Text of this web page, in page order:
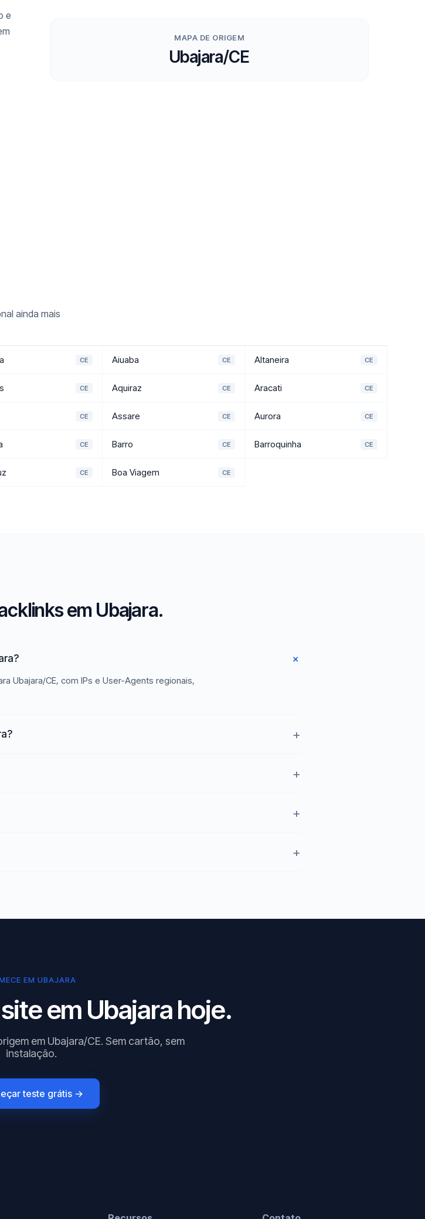
e
MAPA DE ORIGEM
Ubajara/CE
ainda mais
CE Aiuaba CE Altaneira CE
CE Aquiraz CE Aracati CE
CE Assare CE Aurora CE
CE Barro CE Barroquinha CE
CE Boa Viagem CE
em Ubajara.
Ubajara/CE, com IPs e User-Agents regionais,
EM UBAJARA
em Ubajara hoje.
em Ubajara/CE. Sem cartão, sem
instalação.
teste grátis →